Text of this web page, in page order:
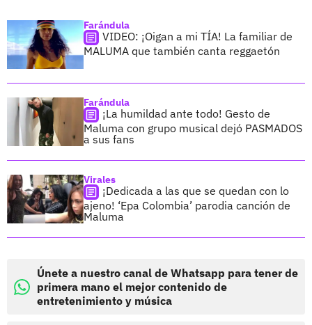
Farándula
VIDEO: ¡Oigan a mi TÍA! La familiar de
MALUMA que también canta reggaetón
Farándula
¡La humildad ante todo! Gesto de
Maluma con grupo musical dejó PASMADOS
a sus fans
Virales
¡Dedicada a las que se quedan con lo
ajeno! ‘Epa Colombia’ parodia canción de
Maluma
Únete a nuestro canal de Whatsapp para tener de
primera mano el mejor contenido de
entretenimiento y música